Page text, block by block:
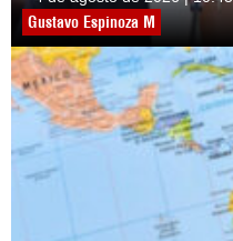
Gustavo Espinoza M